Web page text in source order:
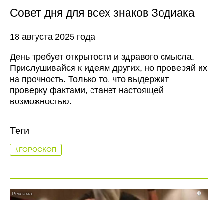
Совет дня для всех знаков Зодиака
18 августа 2025 года
День требует открытости и здравого смысла.
Прислушивайся к идеям других, но проверяй их
на прочность. Только то, что выдержит
проверку фактами, станет настоящей
возможностью.
Теги
#ГОРОСКОП
i